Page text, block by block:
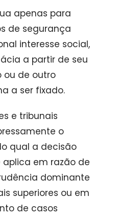
apenas para
de segurança
interesse social,
a partir de seu
ou de outro
a ser fixado.
e tribunais
o
qual a decisão
em razão de
dominante
superiores ou em
de casos